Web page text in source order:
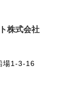
株式会社
場1-3-16